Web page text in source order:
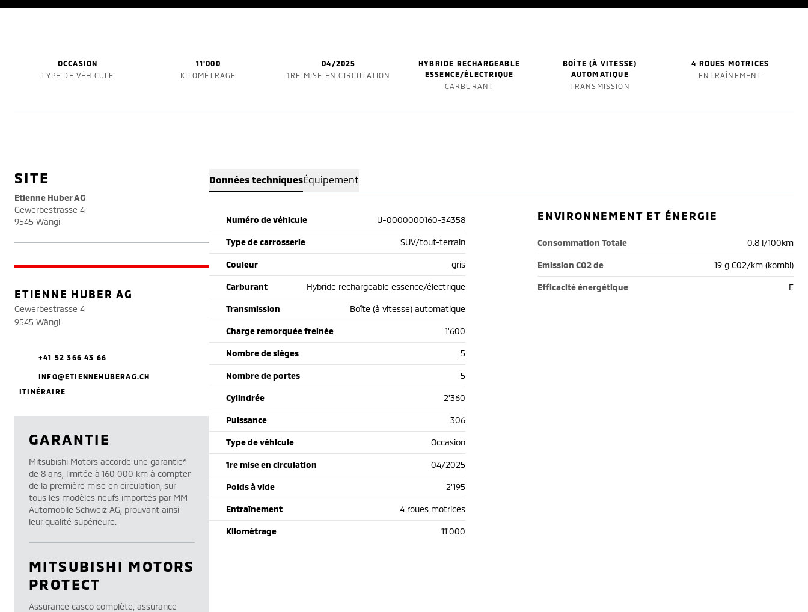
OCCASION
TYPE DE VÉHICULE
11'000
KILOMÉTRAGE
04/2025
1RE MISE EN CIRCULATION
HYBRIDE RECHARGEABLE
ESSENCE/ÉLECTRIQUE
CARBURANT
BOÎTE (À VITESSE)
AUTOMATIQUE
TRANSMISSION
4 ROUES MOTRICES
ENTRAÎNEMENT
Données techniquesÉquipement
Numéro de véhicule U-0000000160-34358
Type de carrosserie SUV/tout-terrain
Couleur gris
Carburant Hybride rechargeable essence/électrique
Transmission Boîte (à vitesse) automatique
Charge remorquée freinée 1'600
Nombre de sièges 5
Nombre de portes 5
Cylindrée 2'360
Puissance 306
Type de véhicule Occasion
1re mise en circulation 04/2025
Poids à vide 2'195
Entraînement 4 roues motrices
Kilométrage 11'000
ENVIRONNEMENT ET ÉNERGIE
Consommation Totale 0.8 l/100km
Emission CO2 de 19 g C02/km (kombi)
Efficacité énergétique E
SITE
Etienne Huber AG
Gewerbestrasse 4
9545 Wängi
ETIENNE HUBER AG
Gewerbestrasse 4
9545 Wängi
+41 52 366 43 66
INFO@ETIENNEHUBERAG.CH
ITINÉRAIRE
GARANTIE
Mitsubishi Motors accorde une garantie*
de 8 ans, limitée à 160 000 km à compter
de la première mise en circulation, sur
tous les modèles neufs importés par MM
Automobile Schweiz AG, prouvant ainsi
leur qualité supérieure.
MITSUBISHI MOTORS
PROTECT
Assurance casco complète, assurance